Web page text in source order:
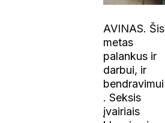
AVINAS. Šis
metas
palankus ir
darbui, ir
bendravimui
. Seksis
įvairiais